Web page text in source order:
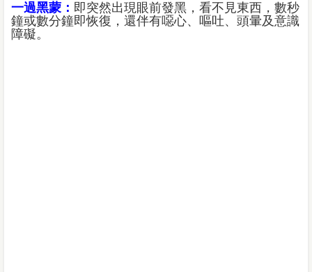
一過黑蒙： 即突然出現眼前發黑，看不見東西，數秒
鐘或數分鐘即恢復，還伴有噁心、嘔吐、頭暈及意識
障礙。